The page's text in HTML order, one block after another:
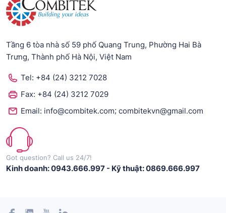
Tầng 6 tòa nhà số 59 phố Quang Trung, Phường Hai Bà
Trưng, Thành phố Hà Nội, Việt Nam
Tel: +84 (24) 3212 7028
Fax: +84 (24) 3212 7029
Email: info@combitek.com; combitekvn@gmail.com
Got question? Call us 24/7!
Kinh doanh: 0943.666.997 - Kỹ thuật: 0869.666.997